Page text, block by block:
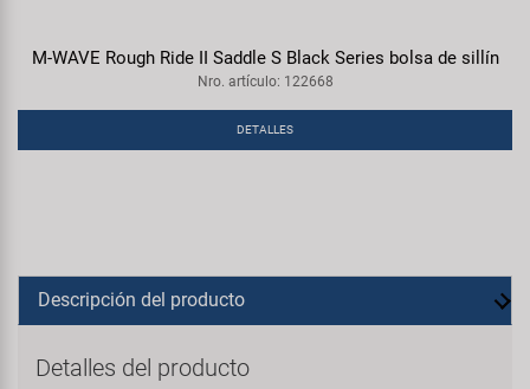
M-WAVE Rough Ride II Saddle S Black Series bolsa de sillín
Nro. artículo: 122668
DETALLES
Descripción del producto
Detalles del producto